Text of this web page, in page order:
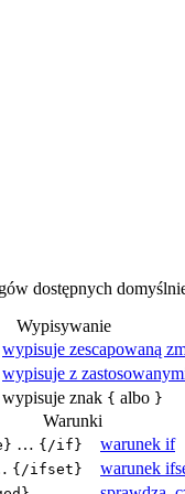
dostępnych
Wypisywanie
wypisuje zescapowaną
wypisuje z
wypisuje znak { albo }
Warunki
… {/if} warunek if
{/ifset} warunek